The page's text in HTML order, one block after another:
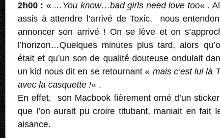
2h00 : « …You know…bad girls need love too« .
assis à attendre l’arrivé de Toxic, nous
annoncer son arrivé ! On se lève et on
l’horizon…Quelques minutes plus tard, alors
était et qu’un son de qualité douteuse ondulait
un kid nous dit en se retournant « mais c’est lui là
avec la casquette !« .
En effet, son Macbook fièrement orné d’un
que l’on aurait pu croire titubant, maniait en fait
aisance.